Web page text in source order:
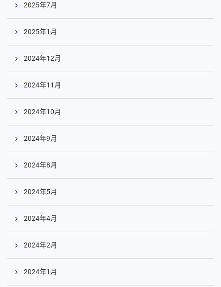
2025年7月
2025年1月
2024年12月
2024年11月
2024年10月
2024年9月
2024年8月
2024年5月
2024年4月
2024年2月
2024年1月